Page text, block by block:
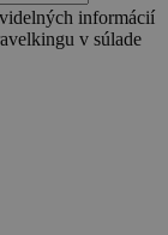
informácií
v súlade